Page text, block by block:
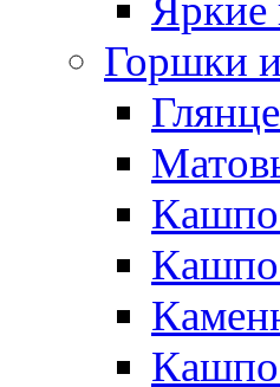
Яркие
Горшки
Кашпо
Кашпо
Кашпо